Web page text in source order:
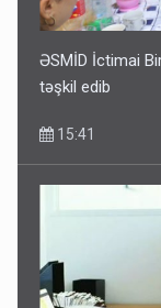
ƏSMİD İctimai
təşkil edib
15:41